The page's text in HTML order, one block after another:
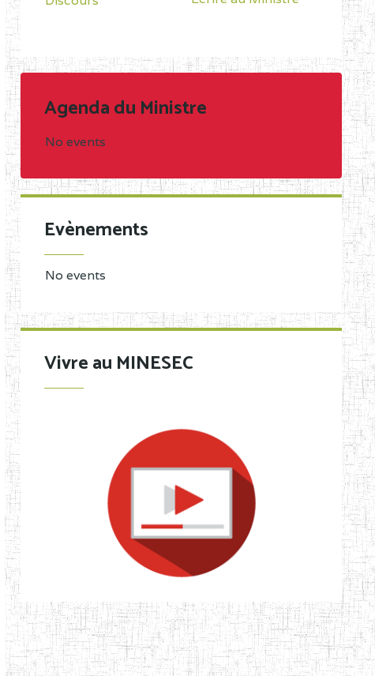
Agenda du Ministre
No events
Evènements
No events
Vivre au MINESEC